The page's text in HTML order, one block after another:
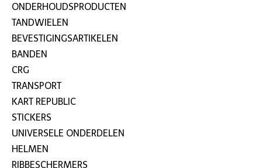
ONDERHOUDSPRODUCTEN
TANDWIELEN
BEVESTIGINGSARTIKELEN
BANDEN
CRG
TRANSPORT
KART REPUBLIC
STICKERS
UNIVERSELE ONDERDELEN
HELMEN
RIBBESCHERMERS